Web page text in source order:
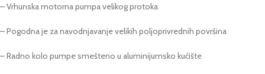
– Vrhunska motorna pumpa velikog protoka
– Pogodna je za navodnjavanje velikih poljoprivrednih površina
– Radno kolo pumpe smešteno u aluminijumsko kućište